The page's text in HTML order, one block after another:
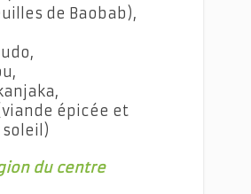
de Baobab),
épicée et
du centre